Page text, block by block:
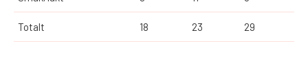
Totalt 18 23 29